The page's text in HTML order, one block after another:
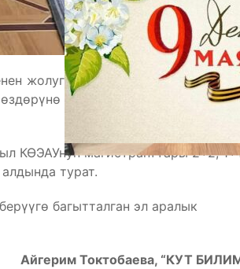
жолугуп, материалдык-
тиешелүү багыт боюнча
КӨЭАУнун магистранттары 2+2,
турат.
багытталган эл аралык
Айгерим Токтобаева, “КУТ